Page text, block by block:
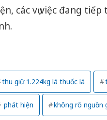
các vụ việc đang
thu giữ 1.224kg lá thuốc lá
phát hiện không rõ nguồn